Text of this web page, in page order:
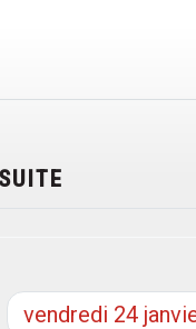
vendredi 24